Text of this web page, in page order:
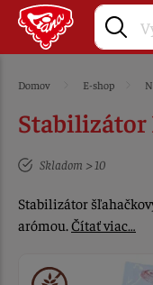
Domov E-shop
Stabilizátor
Skladom > 10
Stabilizátor
arómou.Čítať viac…